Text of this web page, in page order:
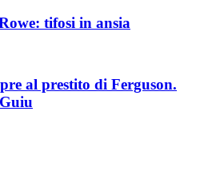
tifosi in ansia
al prestito di Ferguson.